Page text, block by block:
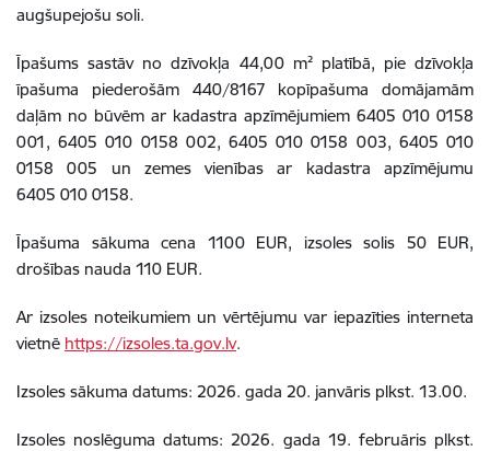
augšupejošu soli.
Īpašums sastāv no dzīvokļa 44,00 m² platībā, pie dzīvokļa
īpašuma piederošām 440/8167 kopīpašuma domājamām
daļām no būvēm ar kadastra apzīmējumiem 6405 010 0158
001, 6405 010 0158 002, 6405 010 0158 003, 6405 010
0158 005 un zemes vienības ar kadastra apzīmējumu
6405 010 0158.
Īpašuma sākuma cena 1100 EUR, izsoles solis 50 EUR,
drošības nauda 110 EUR.
Ar izsoles noteikumiem un vērtējumu var iepazīties interneta
vietnē https://izsoles.ta.gov.lv.
Izsoles sākuma datums: 2026. gada 20. janvāris plkst. 13.00.
Izsoles noslēguma datums: 2026. gada 19. februāris plkst.